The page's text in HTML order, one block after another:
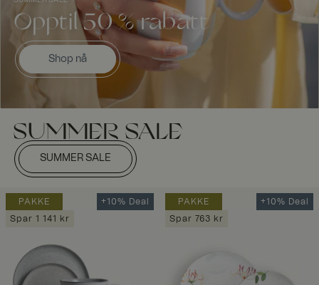
Opptil 50 % rabatt
Shop nå
SUMMER SALE
SUMMER SALE
PAKKE
Spar 1 141 kr
+10% Deal
PAKKE
Spar 763 kr
+10% Deal